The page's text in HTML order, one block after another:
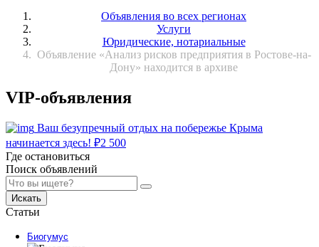
Объявления во всех регионах
Услуги
Юридические, нотариальные
Объявление «Анализ рисков предприятия в Ростове-на-
Дону» находится в архиве
VIP-объявления
Ваш безупречный отдых на побережье Крыма
начинается здесь! ₽2 500
Где остановиться
Поиск объявлений
Искать
Статьи
Биогумус